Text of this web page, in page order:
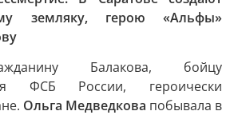
земляку, герою «Альфы»
Балакова, бойцу
ФСБ России, героически
Ольга Медведкова побывала в